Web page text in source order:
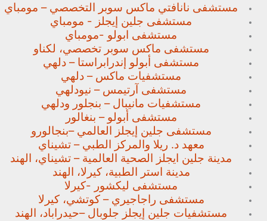
مستشفى نانافتي ماكس سوبر التخصصي – مومباي
مستشفى جلين إيجلز - مومباي
مستشفى ابولو -مومباي
مستشفى ماكس سوبر تخصصي، لكناو
مستشفى أبولو إندرابراستا – دلهي
مستشفيات ماكس – دلهي
مستشفى آرتيمس – نيودلهي
مستشفيات مانيبال – بنجلور ودلهي
مستشفى أبولو – بنغالور
مستشفى جلين إيجلز العالمي –بنجالورو
معهد د. ريلا والمركز الطبي – تشيناي
مدينة جلين ايجلز الصحية العالمية – تشيناي، الهند
مدينة استر الطبية، كيرلا، الهند
مستشفى ليكشور -كيرلا
مستشفى راجاجيري – كوتشي، كيرلا
مستشفيات جلين إيجلز جلوبال –حيدراباد، الهند